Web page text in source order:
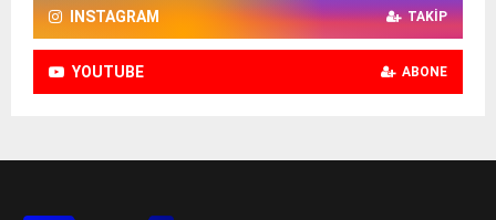
INSTAGRAM TAKIP
YOUTUBE ABONE